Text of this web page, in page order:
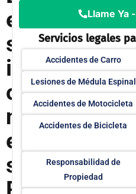
e
s
i
o
n
e
s
Llame Ya
Servicios legales
Accidentes de Carro
Lesiones de Médula Espinal
Accidentes de Motocicleta
Accidentes de Bicicleta
Responsabilidad de
Propiedad